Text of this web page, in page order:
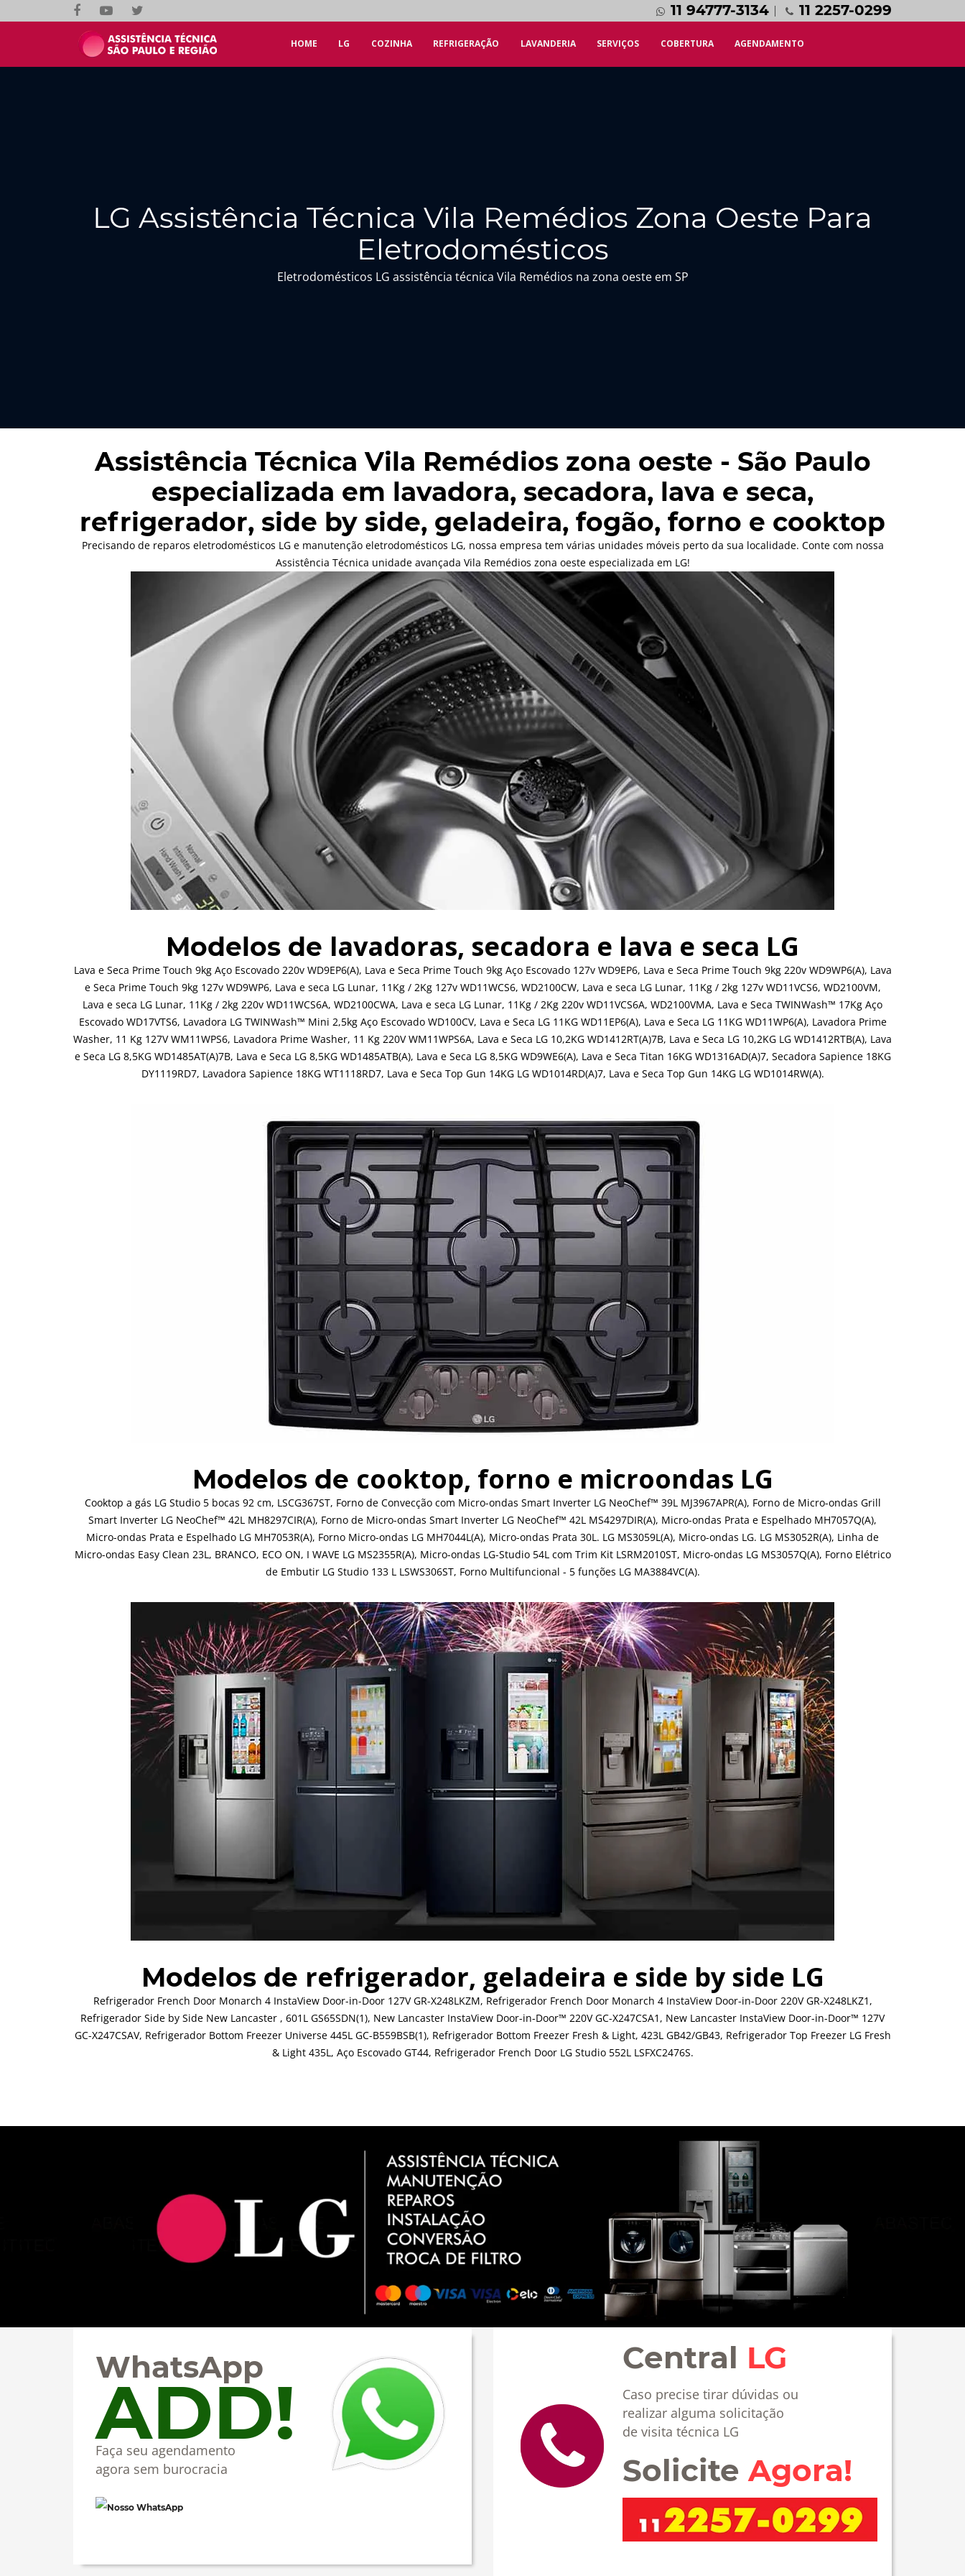
11 94777-3134 11 2257-0299
HOME LG COZINHA REFRIGERAÇÃO LAVANDERIA SERVIÇOS COBERTURA AGENDAMENTO
LG Assistência Técnica Vila Remédios Zona Oeste Para
Eletrodomésticos
Eletrodomésticos LG assistência técnica Vila Remédios na zona oeste em SP
Assistência Técnica Vila Remédios zona oeste - São Paulo
especializada em lavadora, secadora, lava e seca,
refrigerador, side by side, geladeira, fogão, forno e cooktop
Precisando de reparos eletrodomésticos LG e manutenção eletrodomésticos LG, nossa empresa tem várias unidades móveis perto da sua localidade. Conte com nossa
Assistência Técnica unidade avançada Vila Remédios zona oeste especializada em LG!
Modelos de lavadoras, secadora e lava e seca LG
Lava e Seca Prime Touch 9kg Aço Escovado 220v WD9EP6(A), Lava e Seca Prime Touch 9kg Aço Escovado 127v WD9EP6, Lava e Seca Prime Touch 9kg 220v WD9WP6(A), Lava
e Seca Prime Touch 9kg 127v WD9WP6, Lava e seca LG Lunar, 11Kg / 2Kg 127v WD11WCS6, WD2100CW, Lava e seca LG Lunar, 11Kg / 2kg 127v WD11VCS6, WD2100VM,
Lava e seca LG Lunar, 11Kg / 2kg 220v WD11WCS6A, WD2100CWA, Lava e seca LG Lunar, 11Kg / 2Kg 220v WD11VCS6A, WD2100VMA, Lava e Seca TWINWash™ 17Kg Aço
Escovado WD17VTS6, Lavadora LG TWINWash™ Mini 2,5kg Aço Escovado WD100CV, Lava e Seca LG 11KG WD11EP6(A), Lava e Seca LG 11KG WD11WP6(A), Lavadora Prime
Washer, 11 Kg 127V WM11WPS6, Lavadora Prime Washer, 11 Kg 220V WM11WPS6A, Lava e Seca LG 10,2KG WD1412RT(A)7B, Lava e Seca LG 10,2KG LG WD1412RTB(A), Lava
e Seca LG 8,5KG WD1485AT(A)7B, Lava e Seca LG 8,5KG WD1485ATB(A), Lava e Seca LG 8,5KG WD9WE6(A), Lava e Seca Titan 16KG WD1316AD(A)7, Secadora Sapience 18KG
DY1119RD7, Lavadora Sapience 18KG WT1118RD7, Lava e Seca Top Gun 14KG LG WD1014RD(A)7, Lava e Seca Top Gun 14KG LG WD1014RW(A).
Modelos de cooktop, forno e microondas LG
Cooktop a gás LG Studio 5 bocas 92 cm, LSCG367ST, Forno de Convecção com Micro-ondas Smart Inverter LG NeoChef™ 39L MJ3967APR(A), Forno de Micro-ondas Grill
Smart Inverter LG NeoChef™ 42L MH8297CIR(A), Forno de Micro-ondas Smart Inverter LG NeoChef™ 42L MS4297DIR(A), Micro-ondas Prata e Espelhado MH7057Q(A),
Micro-ondas Prata e Espelhado LG MH7053R(A), Forno Micro-ondas LG MH7044L(A), Micro-ondas Prata 30L. LG MS3059L(A), Micro-ondas LG. LG MS3052R(A), Linha de
Micro-ondas Easy Clean 23L, BRANCO, ECO ON, I WAVE LG MS2355R(A), Micro-ondas LG-Studio 54L com Trim Kit LSRM2010ST, Micro-ondas LG MS3057Q(A), Forno Elétrico
de Embutir LG Studio 133 L LSWS306ST, Forno Multifuncional - 5 funções LG MA3884VC(A).
Modelos de refrigerador, geladeira e side by side LG
Refrigerador French Door Monarch 4 InstaView Door-in-Door 127V GR-X248LKZM, Refrigerador French Door Monarch 4 InstaView Door-in-Door 220V GR-X248LKZ1,
Refrigerador Side by Side New Lancaster , 601L GS65SDN(1), New Lancaster InstaView Door-in-Door™ 220V GC-X247CSA1, New Lancaster InstaView Door-in-Door™ 127V
GC-X247CSAV, Refrigerador Bottom Freezer Universe 445L GC-B559BSB(1), Refrigerador Bottom Freezer Fresh & Light, 423L GB42/GB43, Refrigerador Top Freezer LG Fresh
& Light 435L, Aço Escovado GT44, Refrigerador French Door LG Studio 552L LSFXC2476S.
WhatsApp
ADD!
Faça seu agendamento
agora sem burocracia
Central LG
Caso precise tirar dúvidas ou
realizar alguma solicitação
de visita técnica LG
SoliciteAgora!